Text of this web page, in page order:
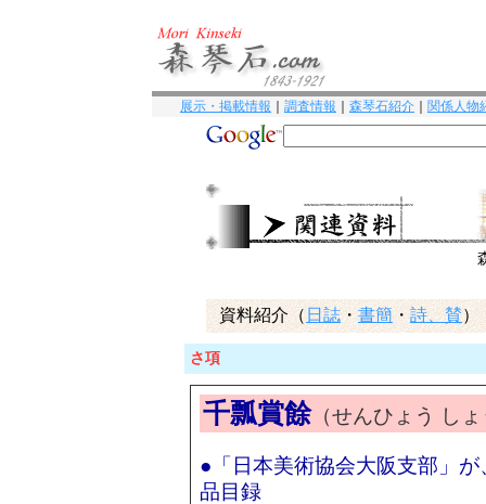
展示・掲載情報 調査情報 森琴石紹介 関係人物
資料紹介（日誌・書簡 ・詩、賛）
さ項
千瓢賞餘（せんひょう し
●「日本美術協会大阪支部」
品目録